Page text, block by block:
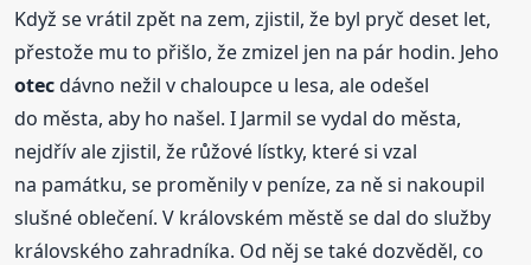
Když se vrátil zpět na zem, zjistil, že byl pryč deset let,
přestože mu to přišlo, že zmizel jen na pár hodin. Jeho
otecdávno nežil v chaloupce u lesa, ale odešel
do města, aby ho našel. I Jarmil se vydal do města,
nejdřív ale zjistil, že růžové lístky, které si vzal
na památku, se proměnily v peníze, za ně si nakoupil
slušné oblečení. V královském městě se dal do služby
královského zahradníka. Od něj se také dozvěděl, co